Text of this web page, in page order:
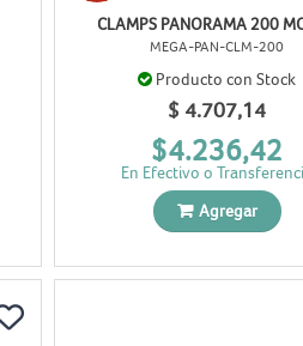
CLAMPS PANORAMA 200
MEGA-PAN-CLM-200
Producto con Stock
$ 4.707,14
En Efectivo o
$4.236,42
Agregar